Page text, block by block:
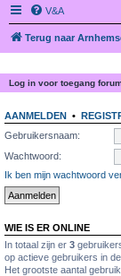
V&A
Terug naar
Log in voor toegang
AANMELDEN •
Gebruikersnaam:
Wachtwoord:
Ik ben mijn wachtwoord
WIE IS ER ONLINE
In totaal zijn er 3
op actieve gebruikers in
Het grootste aantal